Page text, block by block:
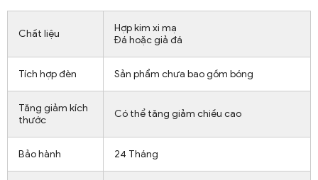
Chất liệu
Hợp kim xi mạ
Đá hoặc giả đá
Tích hợp đèn Sản phẩm chưa bao gồm bóng
Tăng giảm kích
thước
Có thể tăng giảm chiều cao
Bảo hành 24 Tháng